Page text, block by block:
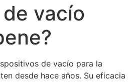
vacío
de vacío para la
desde hace años. Su eficacia